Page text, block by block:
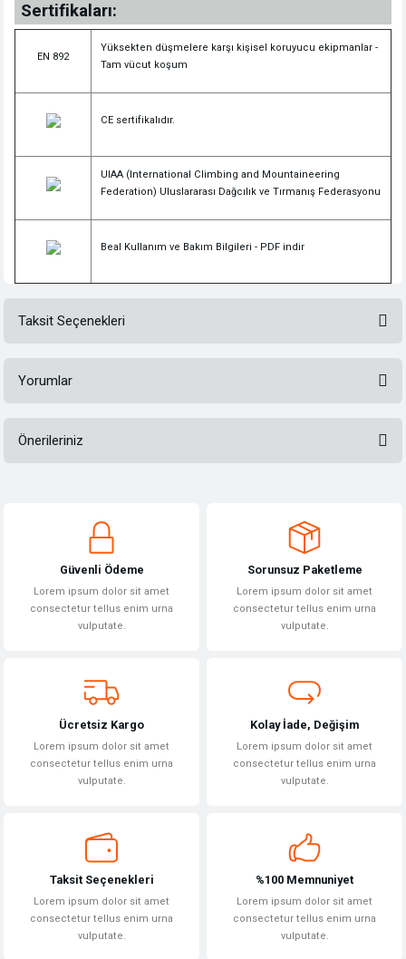
Sertifikaları:
EN 892
Yüksekten düşmelere karşı kişisel koruyucu ekipmanlar -
Tam vücut koşum
CE sertifikalıdır.
UIAA (International Climbing and Mountaineering
Federation) Uluslararası Dağcılık ve Tırmanış Federasyonu
Beal Kullanım ve Bakım Bilgileri - PDF indir
Taksit Seçenekleri
Yorumlar
Önerileriniz
Görüş ve önerileriniz için teşekkür ederiz.
Ürün açıklamasında eksik bilgiler bulunuyor.
Ürün bilgilerinde hatalar bulunuyor.
Bu ürüne benzer farklı alternatifler olmalı.
Güvenli Ödeme
Lorem ipsum dolor sit amet
consectetur tellus enim urna
vulputate.
Sorunsuz Paketleme
Lorem ipsum dolor sit amet
consectetur tellus enim urna
vulputate.
Ücretsiz Kargo
Lorem ipsum dolor sit amet
consectetur tellus enim urna
vulputate.
Kolay İade, Değişim
Lorem ipsum dolor sit amet
consectetur tellus enim urna
vulputate.
Taksit Seçenekleri
Lorem ipsum dolor sit amet
consectetur tellus enim urna
vulputate.
%100 Memnuniyet
Lorem ipsum dolor sit amet
consectetur tellus enim urna
vulputate.